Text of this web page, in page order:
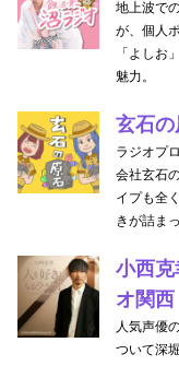
地上波で
が、個人
「よしお
魅力。
玄石の
ラジオプ
会社玄石
イプも全
きが詰ま
小西
オ関西
人気声優
ついて深